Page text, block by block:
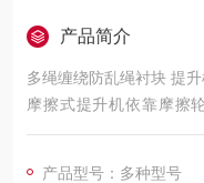
产品简介
多绳缠绕防乱绳衬块 提
摩擦式提升机依靠摩擦
荷，并依靠它与钢丝绳
产品型号：多种型号